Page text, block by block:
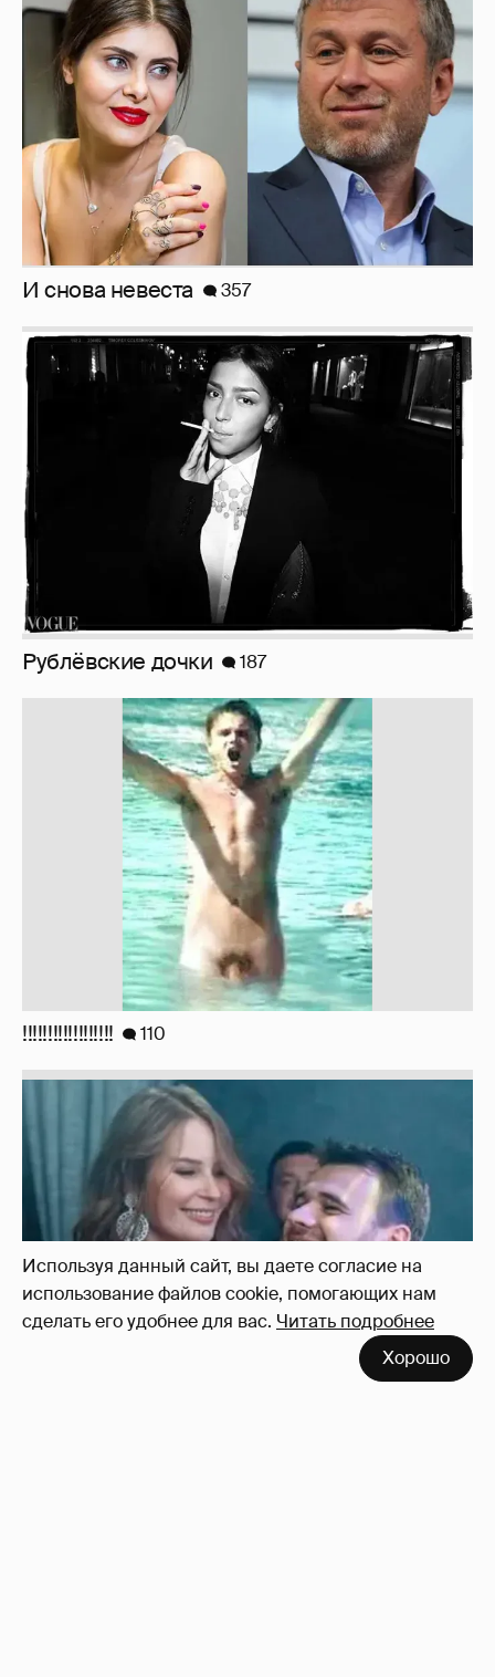
Используя данный сайт, вы даете согласие на
использование файлов cookie, помогающих нам
сделать его удобнее для вас. Читать подробнее
Хорошо
И снова невеста 357
Рублёвские дочки 187
!!!!!!!!!!!!!!!!!! 110